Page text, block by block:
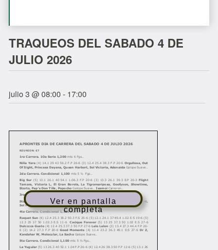
TRAQUEOS DEL SABADO 4 DE
JULIO 2026
julio 3 @ 08:00 - 17:00
Ver en pantalla
completa